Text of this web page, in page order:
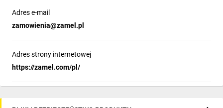
Adres e-mail
zamowienia@zamel.pl
Adres strony internetowej
https://zamel.com/pl/